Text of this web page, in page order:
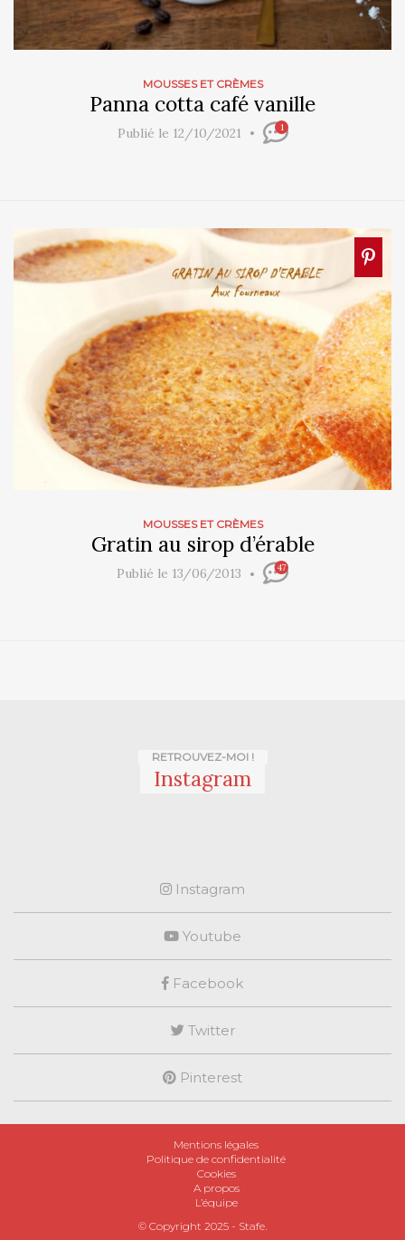
MOUSSES ET CRÈMES
Panna cotta café vanille
Publié le 12/10/2021 1
MOUSSES ET CRÈMES
Gratin au sirop d’érable
Publié le 13/06/2013 47
RETROUVEZ-MOI !
Instagram
Instagram
Youtube
Facebook
Twitter
Pinterest
© Copyright 2025 - Stafe.
Mentions légales
Politique de confidentialité
Cookies
A propos
L’équipe